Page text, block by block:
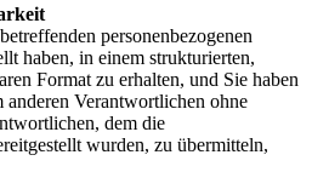
personenbezogenen
haben, in einem strukturierten,
Format zu erhalten, und Sie haben
anderen Verantwortlichen ohne
dem die
wurden, zu übermitteln,